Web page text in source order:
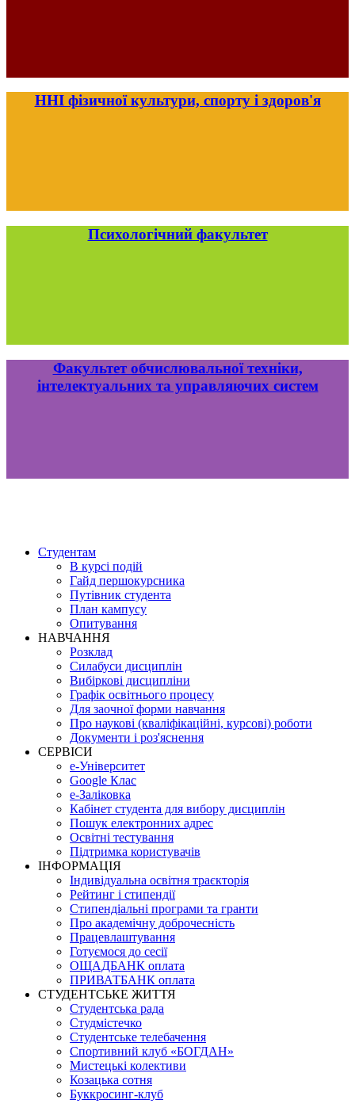
ННІ фізичної культури, спорту і здоров'я
Психологічний факультет
Факультет обчислювальної техніки,
інтелектуальних та управляючих систем
Студентам
В курсі подій
Гайд першокурсника
Путівник студента
План кампусу
Опитування
НАВЧАННЯ
Розклад
Силабуси дисциплін
Вибіркові дисципліни
Графік освітнього процесу
Для заочної форми навчання
Про наукові (кваліфікаційні, курсові) роботи
Документи і роз'яснення
СЕРВІСИ
е-Університет
Google Клас
е-Заліковка
Кабінет студента для вибору дисциплін
Пошук електронних адрес
Освітні тестування
Підтримка користувачів
ІНФОРМАЦІЯ
Індивідуальна освітня траєкторія
Рейтинг і стипендії
Стипендіальні програми та гранти
Про академічну доброчесність
Працевлаштування
Готуємося до сесії
ОЩАДБАНК оплата
ПРИВАТБАНК оплата
СТУДЕНТСЬКЕ ЖИТТЯ
Студентська рада
Студмістечко
Студентське телебачення
Спортивний клуб «БОГДАН»
Мистецькі колективи
Козацька сотня
Буккросинг-клуб